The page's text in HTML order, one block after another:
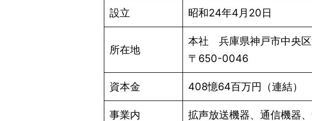
設立 昭和24年4月20日
所在地
本社 兵庫県神戸市中央
〒650-0046
資本金 408憶64百万円（連結）
事業内
拡声放送機器、通信機器